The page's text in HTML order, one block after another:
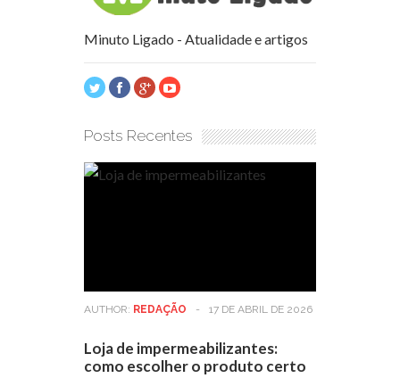
Minuto Ligado - Atualidade e artigos
Posts Recentes
AUTHOR: REDAÇÃO - 17 DE ABRIL DE 2026
Loja de impermeabilizantes:
como escolher o produto certo